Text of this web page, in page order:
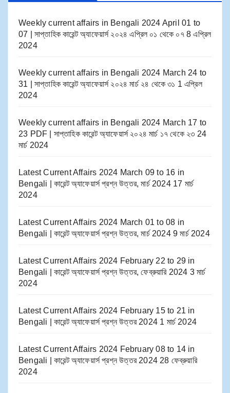
Weekly current affairs in Bengali 2024 April 01 to
07 | সাপ্তাহিক কারেন্ট অ্যাফেয়ার্স ২০২৪ এপ্রিল ০১ থেকে ০৭ 8 এপ্রিল
2024
Weekly current affairs in Bengali 2024 March 24 to
31 | সাপ্তাহিক কারেন্ট অ্যাফেয়ার্স ২০২৪ মার্চ ২৪ থেকে ৩১ 1 এপ্রিল
2024
Weekly current affairs in Bengali 2024 March 17 to
23 PDF | সাপ্তাহিক কারেন্ট অ্যাফেয়ার্স ২০২৪ মার্চ ১৭ থেকে ২৩ 24
মার্চ 2024
Latest Current Affairs 2024 March 09 to 16​ in
Bengali | কারেন্ট অ্যাফেয়ার্স প্রশ্ন উত্তর, মার্চ 2024 17 মার্চ
2024
Latest Current Affairs 2024 March 01 to 08​ in
Bengali | কারেন্ট অ্যাফেয়ার্স প্রশ্ন উত্তর, মার্চ 2024 9 মার্চ 2024
Latest Current Affairs 2024 February 22 to 29​ in
Bengali | কারেন্ট অ্যাফেয়ার্স প্রশ্ন উত্তর, ফেব্রুয়ারি 2024 3 মার্চ
2024
Latest Current Affairs 2024 February 15 to 21​ in
Bengali | কারেন্ট অ্যাফেয়ার্স প্রশ্ন উত্তর 2024 1 মার্চ 2024
Latest Current Affairs 2024 February 08 to 14​ in
Bengali | কারেন্ট অ্যাফেয়ার্স প্রশ্ন উত্তর 2024 28 ফেব্রুয়ারি
2024